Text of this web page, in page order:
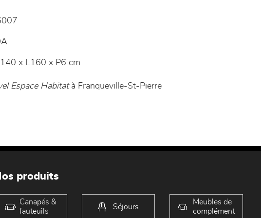
x L160 x P6 cm
Espace Habitatà Franqueville-St-Pierre
produits
Canapés &
fauteuils
Séjours
Meubles de
complément